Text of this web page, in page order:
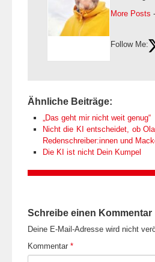
More Posts
Follow Me:
Ähnliche Beiträge:
„Das geht mir nicht weit genug“
Nicht die KI entscheidet, ob
Redenschreiber:innen und
Die KI ist nicht Dein Kumpel
Schreibe einen Kommentar
Deine E-Mail-Adresse wird nicht
Kommentar *